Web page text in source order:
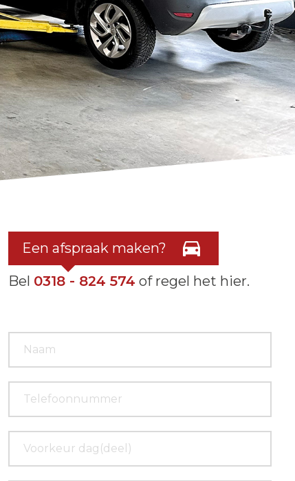
Een afspraak maken?
Bel 0318 - 824 574 of regel het hier.